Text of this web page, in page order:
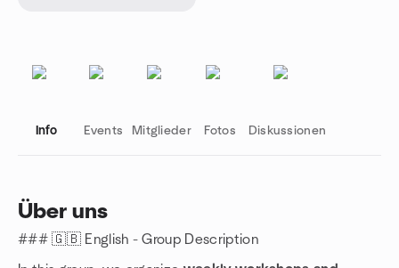
Info Events Mitglieder Fotos Diskussionen
Über uns
### 🇬🇧 English - Group Description